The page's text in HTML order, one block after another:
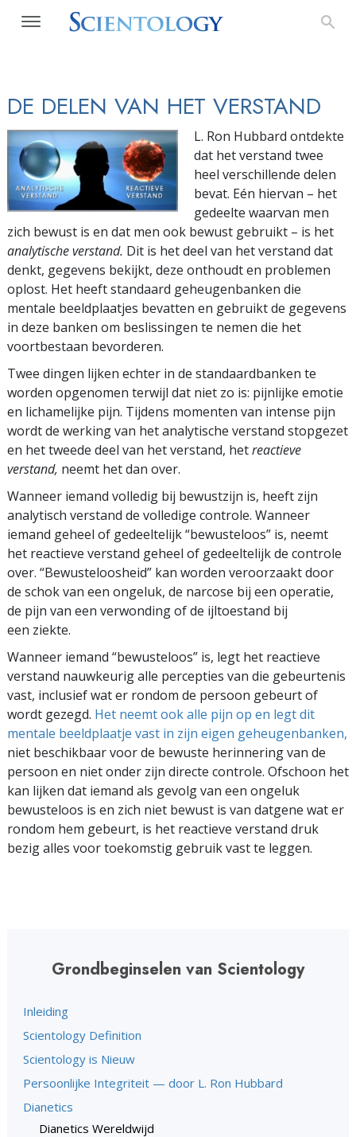
DE DELEN VAN HET VERSTAND
L. Ron Hubbard ontdekte
dat het verstand twee
heel verschillende delen
bevat. Eén hiervan – het
gedeelte waarvan men
zich bewust is en dat men ook bewust gebruikt – is het
analytische verstand. Dit is het deel van het verstand dat
denkt, gegevens bekijkt, deze onthoudt en problemen
oplost. Het heeft standaard geheugenbanken die
mentale beeldplaatjes bevatten en gebruikt de gegevens
in deze banken om beslissingen te nemen die het
voortbestaan bevorderen.
Twee dingen lijken echter in de standaardbanken te
worden opgenomen terwijl dat niet zo is: pijnlijke emotie
en lichamelijke pijn. Tijdens momenten van intense pijn
wordt de werking van het analytische verstand stopgezet
en het tweede deel van het verstand, hetreactieve
verstand, neemt het dan over.
Wanneer iemand volledig bij bewustzijn is, heeft zijn
analytisch verstand de volledige controle. Wanneer
iemand geheel of gedeeltelijk “bewusteloos” is, neemt
het reactieve verstand geheel of gedeeltelijk de controle
over. “Bewusteloosheid” kan worden veroorzaakt door
de schok van een ongeluk, de narcose bij een operatie,
de pijn van een verwonding of de ijltoestand bij
een ziekte.
Wanneer iemand “bewusteloos” is, legt het reactieve
verstand nauwkeurig alle percepties van die gebeurtenis
vast, inclusief wat er rondom de persoon gebeurt of
wordt gezegd. Het neemt ook alle pijn op en legt dit
mentale beeldplaatje vast in zijn eigen geheugenbanken,
niet beschikbaar voor de bewuste herinnering van de
persoon en niet onder zijn directe controle. Ofschoon het
kan lijken dat iemand als gevolg van een ongeluk
bewusteloos is en zich niet bewust is van datgene wat er
rondom hem gebeurt, is het reactieve verstand druk
bezig alles voor toekomstig gebruik vast te leggen.
Grondbeginselen van Scientology
Inleiding
Scientology Definition
Scientology is Nieuw
Persoonlijke Integriteit — door L. Ron Hubbard
Dianetics
Dianetics Wereldwijd